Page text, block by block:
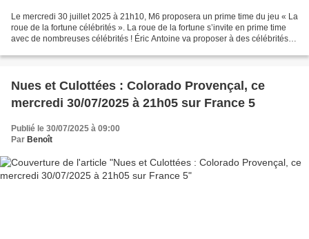
Le mercredi 30 juillet 2025 à 21h10, M6 proposera un prime time du jeu « La
roue de la fortune célébrités ». La roue de la fortune s’invite en prime time
avec de nombreuses célébrités ! Éric Antoine va proposer à des célébrités
Nues et Culottées : Colorado Provençal, ce
mercredi 30/07/2025 à 21h05 sur France 5
Publié le 30/07/2025 à 09:00
Par Benoît